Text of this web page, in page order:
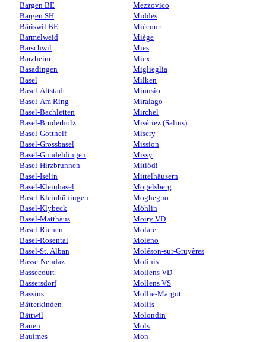
Bargen BE
Bargen SH
Bäriswil BE
Barmelweid
Bärschwil
Barzheim
Basadingen
Basel
Basel-Altstadt
Basel-Am Ring
Basel-Bachletten
Basel-Bruderholz
Basel-Gotthelf
Basel-Grossbasel
Basel-Gundeldingen
Basel-Hirzbrunnen
Basel-Iselin
Basel-Kleinbasel
Basel-Kleinhüningen
Basel-Klybeck
Basel-Matthäus
Basel-Riehen
Basel-Rosental
Basel-St. Alban
Basse-Nendaz
Bassecourt
Bassersdorf
Bassins
Bätterkinden
Bättwil
Bauen
Baulmes
Mezzovico
Middes
Miécourt
Miège
Mies
Miex
Miglieglia
Milken
Minusio
Miralago
Mirchel
Misériez (Salins)
Misery
Mission
Missy
Mitlödi
Mittelhäusern
Mogelsberg
Moghegno
Möhlin
Moiry VD
Molare
Moleno
Moléson-sur-Gruyères
Molinis
Mollens VD
Mollens VS
Mollie-Margot
Mollis
Molondin
Mols
Mon